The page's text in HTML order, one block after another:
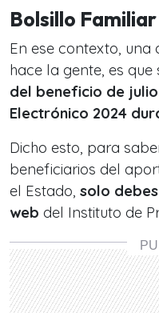
Bolsillo
En ese contexto, una
hace la gente, es
del beneficio de
Electrónico 2024
Dicho esto, para
beneficiarios del
el Estado, solo
web del Instituto de